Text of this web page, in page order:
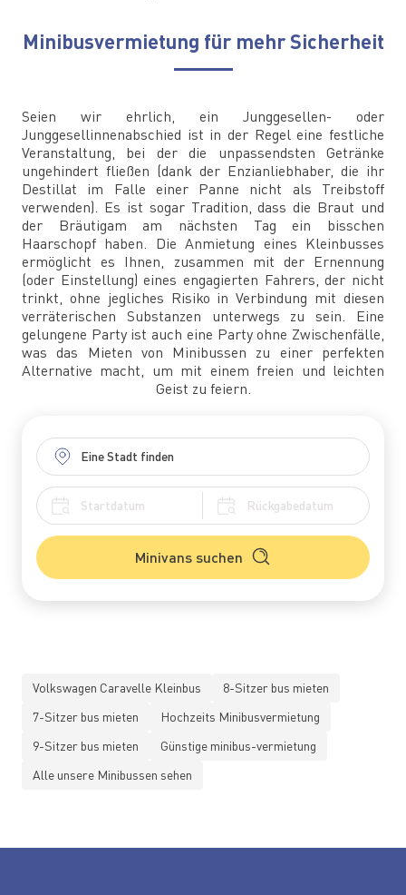
Minibusvermietung für mehr Sicherheit
Seien wir ehrlich, ein Junggesellen- oder
Junggesellinnenabschied ist in der Regel eine festliche
Veranstaltung, bei der die unpassendsten Getränke
ungehindert fließen (dank der Enzianliebhaber, die ihr
Destillat im Falle einer Panne nicht als Treibstoff
verwenden). Es ist sogar Tradition, dass die Braut und
der Bräutigam am nächsten Tag ein bisschen
Haarschopf haben. Die Anmietung eines Kleinbusses
ermöglicht es Ihnen, zusammen mit der Ernennung
(oder Einstellung) eines engagierten Fahrers, der nicht
trinkt, ohne jegliches Risiko in Verbindung mit diesen
verräterischen Substanzen unterwegs zu sein. Eine
gelungene Party ist auch eine Party ohne Zwischenfälle,
was das Mieten von Minibussen zu einer perfekten
Alternative macht, um mit einem freien und leichten
Geist zu feiern.
Minivans suchen
Volkswagen Caravelle Kleinbus
8-Sitzer bus mieten
7-Sitzer bus mieten
Hochzeits Minibusvermietung
9-Sitzer bus mieten
Günstige minibus-vermietung
Alle unsere Minibussen sehen